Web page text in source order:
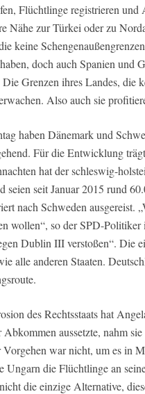
Flüchtlinge registrieren
Nähe zur Türkei oder zu
keine
doch auch Spanien und
Grenzen ihres Landes, die
Also auch sie
haben Dänemark und
Für die Entwicklung
hat der schleswig-
seien seit Januar 2015 rund
nach Schweden ausgereist.
wollen“, so der SPD-
Dublin III verstoßen“. Die
alle anderen Staaten.
des Rechtsstaats hat
aussetzte, nahm
war nicht, um es in
Ungarn die Flüchtlinge an
die einzige Alternative,